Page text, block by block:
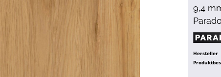
9,4
Hersteller